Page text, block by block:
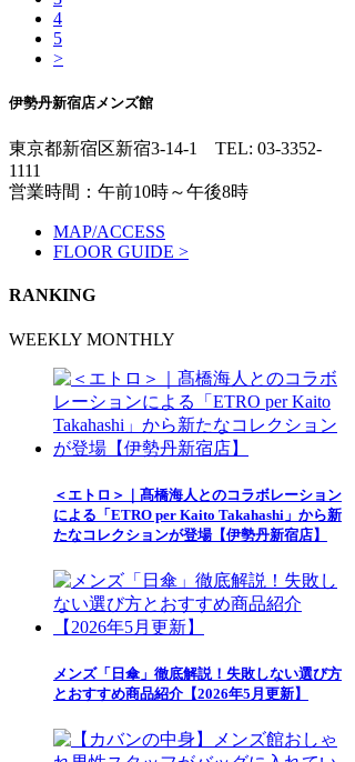
4
5
>
伊勢丹新宿店メンズ館
東京都新宿区新宿3-14-1 TEL: 03-3352-
1111
営業時間：午前10時～午後8時
MAP/ACCESS
FLOOR GUIDE >
RANKING
WEEKLY MONTHLY
＜エトロ＞｜髙橋海人とのコラボレーション
による「ETRO per Kaito Takahashi」から新
たなコレクションが登場【伊勢丹新宿店】
メンズ「日傘」徹底解説！失敗しない選び方
とおすすめ商品紹介【2026年5月更新】